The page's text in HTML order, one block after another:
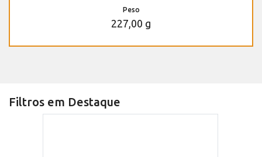
Peso
227,00 g
Filtros em Destaque